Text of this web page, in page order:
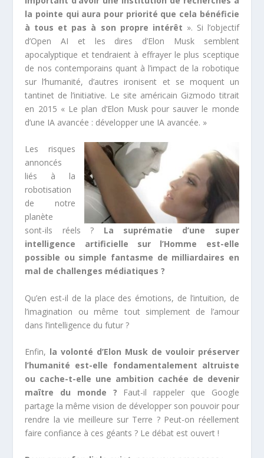
la pointe qui aura pour priorité que cela bénéficie
à tous et pas à son propre intérêt ». Si l’objectif
d’Open AI et les dires d’Elon Musk semblent
apocalyptique et tendraient à effrayer le plus sceptique
de nos contemporains quant à l’impact de la robotique
sur l’humanité, d’autres ironisent et se moquent un
tantinet de l’initiative. Le site américain Gizmodo titrait
en 2015 « Le plan d’Elon Musk pour sauver le monde
d’une IA avancée : développer une IA avancée. »
Les risques
annoncés
liés à la
robotisation
de notre
planète
sont-ils réels ? La suprématie d’une super
intelligence artificielle sur l’Homme est-elle
possible ou simple fantasme de milliardaires en
mal de challenges médiatiques ?
Qu’en est-il de la place des émotions, de l’intuition, de
l’imagination ou même tout simplement de l’amour
dans l’intelligence du futur ?
Enfin, la volonté d’Elon Musk de vouloir préserver
l’humanité est-elle fondamentalement altruiste
ou cache-t-elle une ambition cachée de devenir
maître du monde ? Faut-il rappeler que Google
partage la même vision de développer son pouvoir pour
rendre la vie meilleure sur Terre ? Peut-on réellement
faire confiance à ces géants ? Le débat est ouvert !